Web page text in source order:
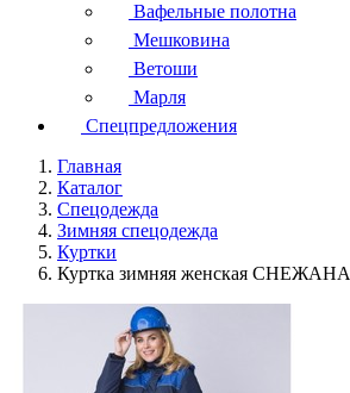
Вафельные полотна
Мешковина
Ветоши
Марля
Спецпредложения
Главная
Каталог
Спецодежда
Зимняя спецодежда
Куртки
Куртка зимняя женская СНЕЖАНА